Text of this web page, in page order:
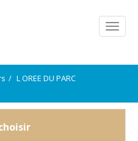
L OREE DU PARC